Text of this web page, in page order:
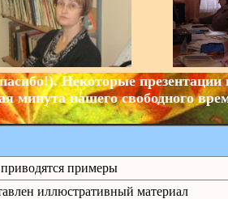
Некоторые презентации
минута нашего свободного
примеры
иллюстративный материал